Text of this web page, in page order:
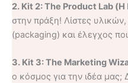
2. Kit 2: The Product Lab
στην πράξη! Λίστες
(packaging) και έλεγχος
3. Kit 3: The Marketing
ο κόσμος για την ιδέα μας;